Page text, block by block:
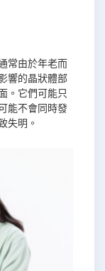
常由於年老而
響的晶狀體部
。它們可能只
能不會同時發
失明。